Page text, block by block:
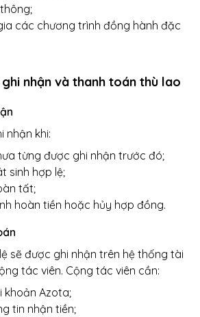
các chương trình đồng hành đặc
nhận và thanh toán thù lao
nhận khi:
từng được ghi nhận trước đó;
sinh hợp lệ;
tất;
hoàn tiền hoặc hủy hợp đồng.
sẽ được ghi nhận trên hệ thống tài
tác viên. Cộng tác viên cần:
Azota;
tin nhận tiền;